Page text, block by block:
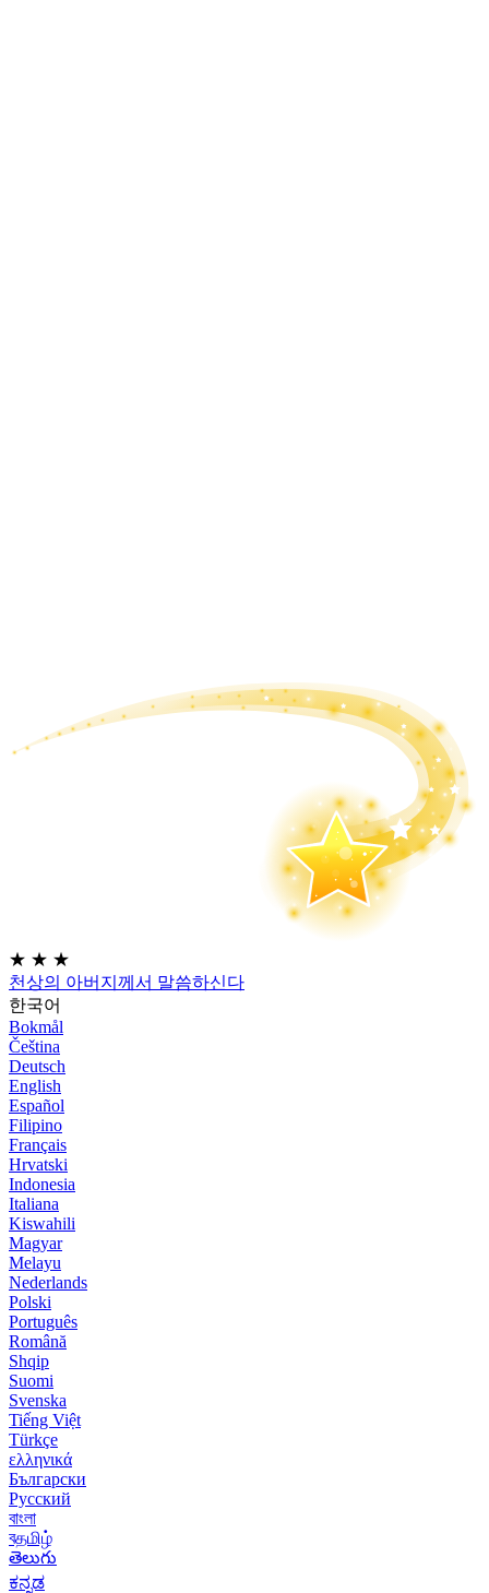
★ ★ ★
천상의 아버지께서 말씀하신다
한국어
Bokmål
Čeština
Deutsch
English
Español
Filipino
Français
Hrvatski
Indonesia
Italiana
Kiswahili
Magyar
Melayu
Nederlands
Polski
Português
Română
Shqip
Suomi
Svenska
Tiếng Việt
Türkçe
ελληνικά
Български
Русский
বাংলা
বதமிழ்
తెలుగు
ಕನ್ನಡ